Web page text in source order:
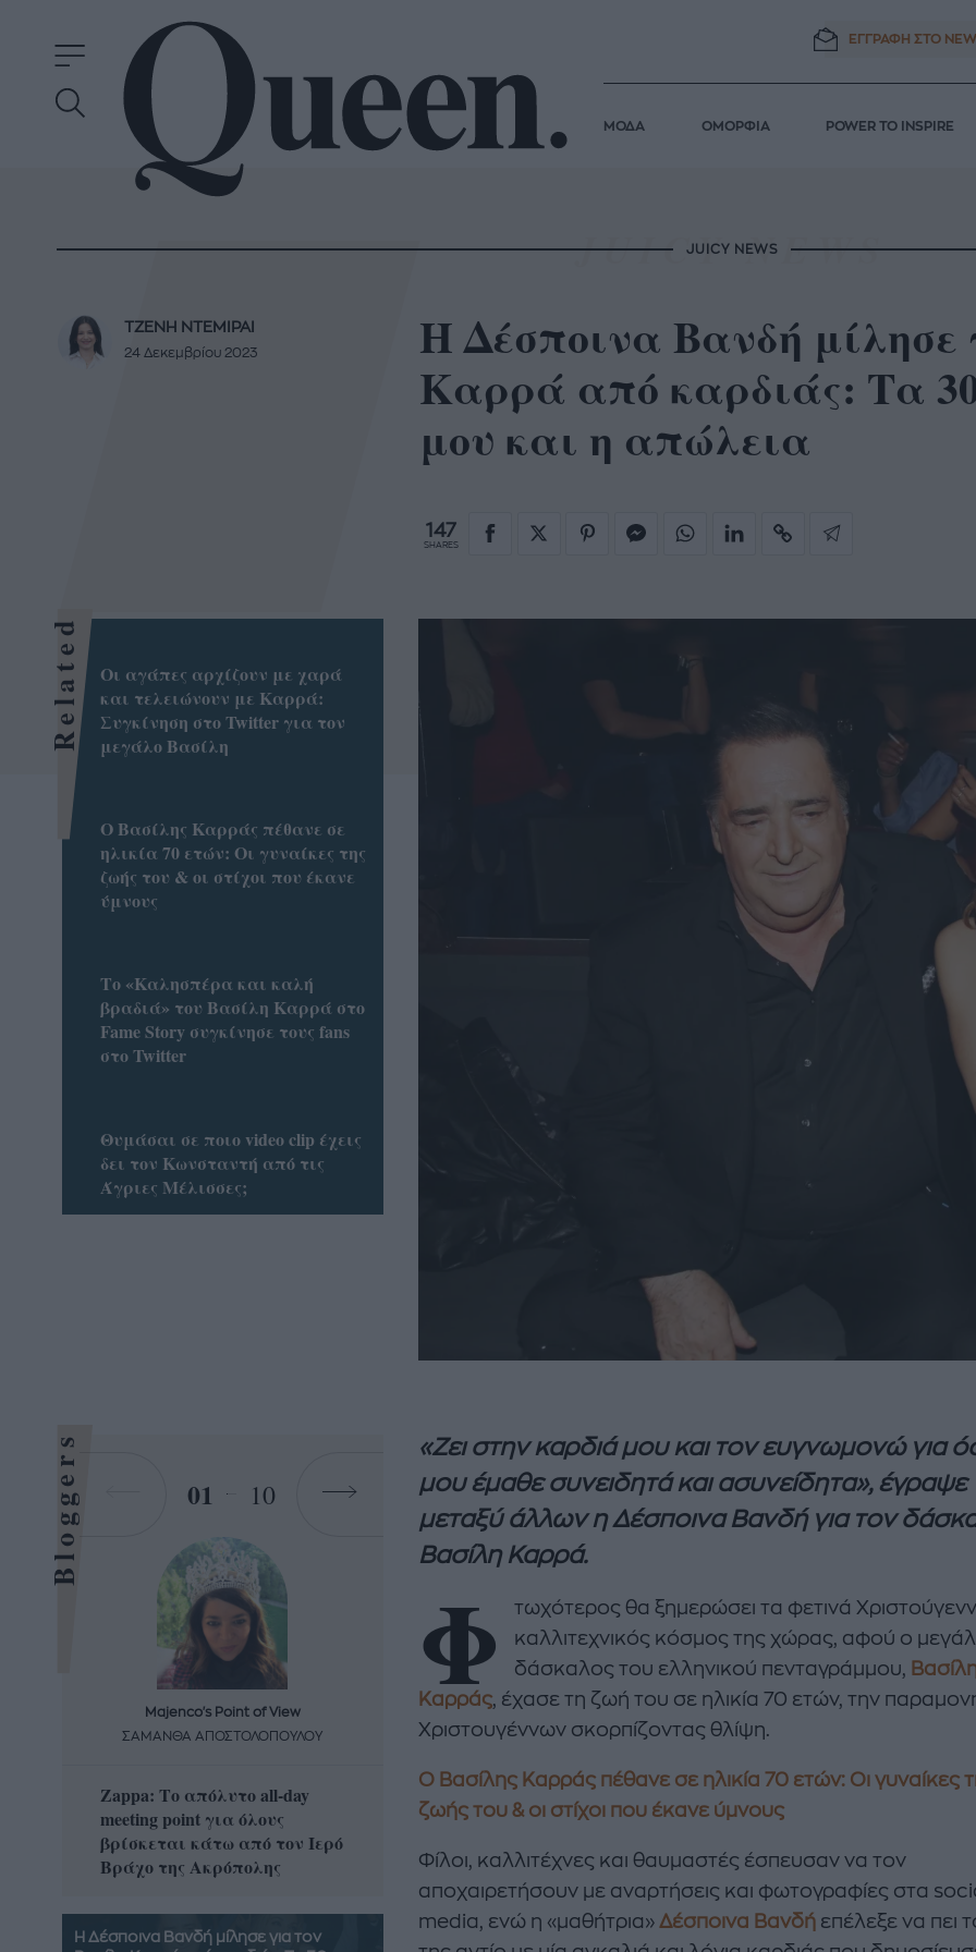
ΕΓΓΡΑΦΗ ΣΤΟ
ΜΟΔΑ ΟΜΟΡΦΙΑ POWER TO INSPIRE
JUICY NEWS
Η Δέσποινα Βανδή μίλησε
Καρρά από καρδιάς: Τα
μου και η απώλεια
147
SHARES
ΤΖΕΝΗ ΝΤΕΜΙΡΑΙ
24 Δεκεμβρίου 2023
«Ζει στην καρδιά μου και τον ευγνωμονώ για
μου έμαθε συνειδητά και ασυνείδητα», έγραψε
μεταξύ άλλων η Δέσποινα Βανδή για τον
Βασίλη Καρρά.
Φ
τωχότερος θα ξημερώσει τα φετινά
καλλιτεχνικός κόσμος της χώρας, αφού ο
δάσκαλος του ελληνικού πενταγράμμου,
Καρράς, έχασε τη ζωή του σε ηλικία 70 ετών, την
Χριστουγέννων σκορπίζοντας θλίψη.
Ο Βασίλης Καρράς πέθανε σε ηλικία 70 ετών: Οι γυναίκες
ζωής του & οι στίχοι που έκανε ύμνους
Φίλοι, καλλιτέχνες και θαυμαστές έσπευσαν να τον
αποχαιρετήσουν με αναρτήσεις και φωτογραφίες στα
media, ενώ η «μαθήτρια» Δέσποινα Βανδή επέλεξε να πει
Related
Οι αγάπες αρχίζουν με χαρά
και τελειώνουν με Καρρά:
Συγκίνηση στο Twitter για τον
μεγάλο Βασίλη
Ο Βασίλης Καρράς πέθανε σε
ηλικία 70 ετών: Οι γυναίκες της
ζωής του & οι στίχοι που έκανε
ύμνους
Το «Καλησπέρα και καλή
βραδιά» του Βασίλη Καρρά στο
Fame Story συγκίνησε τους fans
στο Twitter
Θυμάσαι σε ποιο video clip έχεις
δει τον Κωνσταντή από τις
Άγριες Μέλισσες;
Bloggers 01 10
Majenco's Point of View
ΣΑΜΑΝΘΑ ΑΠΟΣΤΟΛΟΠΟΥΛΟΥ
Zappa: Το απόλυτο all-day
meeting point για όλους
βρίσκεται κάτω από τον Ιερό
Βράχο της Ακρόπολης
Majenco's Point of View
ΣΑΜΑΝΘΑ ΑΠΟΣΤΟΛΟΠΟΥΛΟΥ
Η απόλυτη καλοκαιρινή
δροσερή σαλάτα με
που θα λατρέψετε
A STORY BY KORI
Nτίνα Νικολάου: «Όταν
έπαθα την πρώτη κρίση
πεθάνω»
Η Δέσποινα Βανδή μίλησε για τον